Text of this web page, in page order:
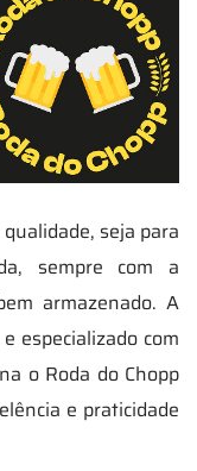
seja para
sempre com a
armazenado. A
especializado com
o Roda do Chopp
e praticidade